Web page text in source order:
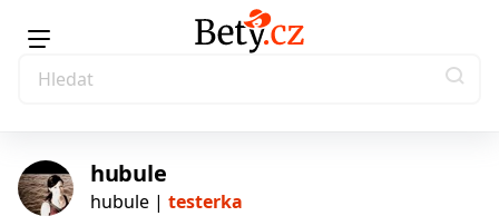
hubule
hubule | testerka